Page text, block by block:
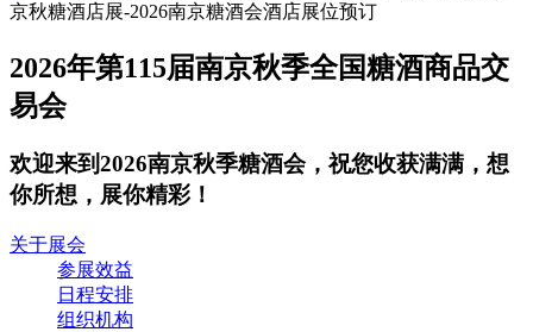
2026年第115届南京秋季全国糖酒商品交
易会
欢迎来到2026南京秋季糖酒会，祝您收获满满，想
你所想，展你精彩！
关于展会
参展效益
日程安排
组织机构